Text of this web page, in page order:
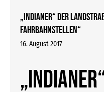
„Indianer“ der
Fahrbahnstellen“
16. August 2017